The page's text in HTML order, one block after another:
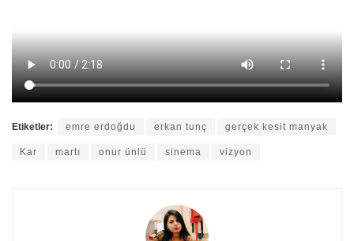
Etiketler: emre erdoğdu erkan tunç gerçek kesit manyak
Kar martı onur ünlü sinema vizyon